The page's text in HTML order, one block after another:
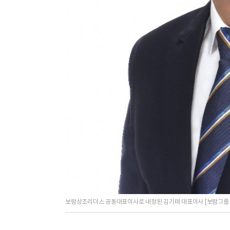
보람상조리더스 공동대표이사로 내정된 김기태 대표이사 [보람그